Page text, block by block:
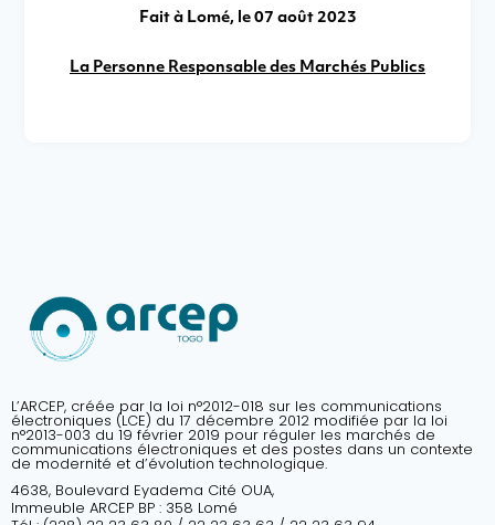
Fait à Lomé, le 07 août 2023
La Personne Responsable des Marchés Publics
L’ARCEP, créée par la loi n°2012-018 sur les communications
électroniques (LCE) du 17 décembre 2012 modifiée par la loi
n°2013-003 du 19 février 2019 pour réguler les marchés de
communications électroniques et des postes dans un contexte
de modernité et d’évolution technologique.
4638, Boulevard Eyadema Cité OUA,
Immeuble ARCEP BP : 358 Lomé